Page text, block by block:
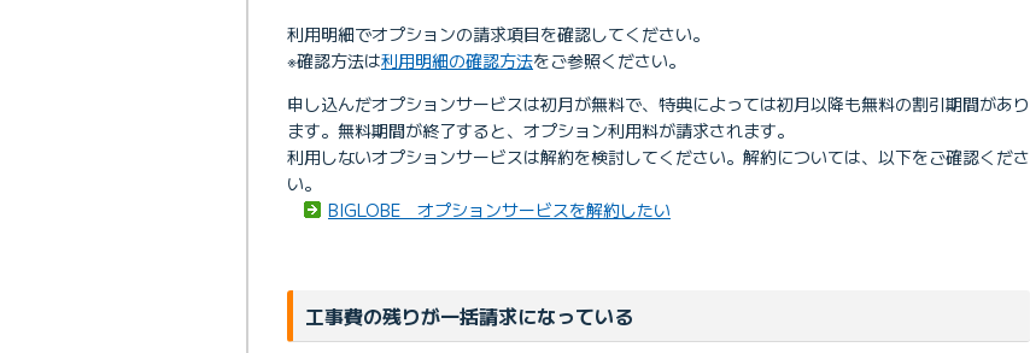
利用明細でオプションの請求項目を確認してください。
※確認方法は利用明細の確認方法をご参照ください。
申し込んだオプションサービスは初月が無料で、特典によっては初月以降も無料の割引期間があり
ます。無料期間が終了すると、オプション利用料が請求されます。
利用しないオプションサービスは解約を検討してください。解約については、以下をご確認くださ
い。
BIGLOBE オプションサービスを解約したい
工事費の残りが一括請求になっている